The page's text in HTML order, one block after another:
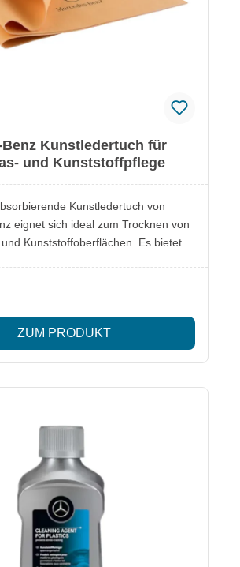
Benz Kunstledertuch für
und Kunststoffpflege
Kunstledertuch von
eignet sich ideal zum Trocknen von
Kunststoffoberflächen. Es bietet
Leder-, Glas- und
für streifenfreies
für ein sauberes Finish Kompakt
ZUM PRODUKT